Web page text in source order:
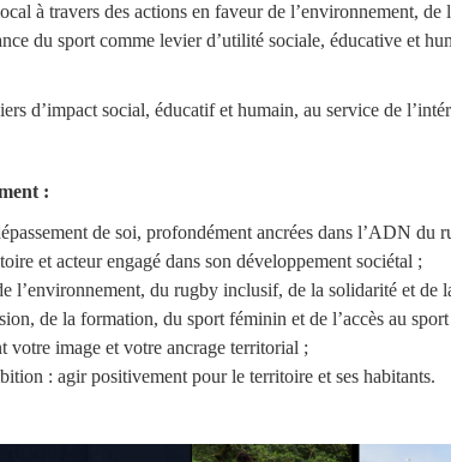
à travers des actions en faveur de l’environnement,
du sport comme levier d’utilité sociale, éducative et
d’impact social, éducatif et humain, au service de
:
de soi, profondément ancrées dans l’ADN du
et acteur engagé dans son développement sociétal ;
l’environnement, du rugby inclusif, de la solidarité et de
de la formation, du sport féminin et de l’accès au
votre image et votre ancrage territorial ;
: agir positivement pour le territoire et ses habitants.